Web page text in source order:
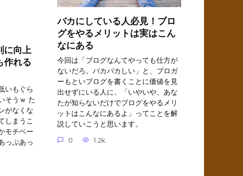
に向上
作れる
いもぐら
そうｗ た
がなくな
しまうこ
モチベー
っぷあっ
バカにしている人必見！ブロ
グをやるメリットは実はこん
なにある
今回は「ブログなんてやっても仕方が
ないだろ。バカバカしい」と、ブロガ
ーもといブログを書くことに価値を見
出せずにいる人に、「いやいや、あな
たが知らないだけでブログをやるメリ
ットはこんなにあるよ」ってことを解
説していこうと思います。
0 1.2k.